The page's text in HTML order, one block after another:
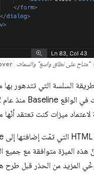
"متاح على نطاق واسع" والسمات
السلسة التي تتدهور بها
ميزات كنت تعتقد أنّها
الميزة متوافقة مع جميع